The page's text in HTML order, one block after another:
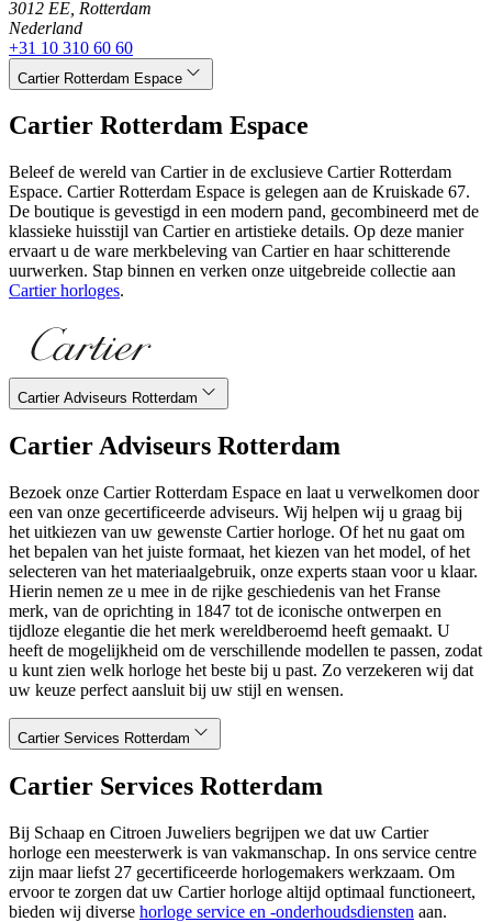
3012 EE, Rotterdam
Nederland
+31 10 310 60 60
Cartier Rotterdam Espace
Cartier Rotterdam Espace
Beleef de wereld van Cartier in de exclusieve Cartier Rotterdam
Espace. Cartier Rotterdam Espace is gelegen aan de Kruiskade 67.
De boutique is gevestigd in een modern pand, gecombineerd met de
klassieke huisstijl van Cartier en artistieke details. Op deze manier
ervaart u de ware merkbeleving van Cartier en haar schitterende
uurwerken. Stap binnen en verken onze uitgebreide collectie aan
Cartier horloges.
Cartier Adviseurs Rotterdam
Cartier Adviseurs Rotterdam
Bezoek onze Cartier Rotterdam Espace en laat u verwelkomen door
een van onze gecertificeerde adviseurs. Wij helpen wij u graag bij
het uitkiezen van uw gewenste Cartier horloge. Of het nu gaat om
het bepalen van het juiste formaat, het kiezen van het model, of het
selecteren van het materiaalgebruik, onze experts staan voor u klaar.
Hierin nemen ze u mee in de rijke geschiedenis van het Franse
merk, van de oprichting in 1847 tot de iconische ontwerpen en
tijdloze elegantie die het merk wereldberoemd heeft gemaakt. U
heeft de mogelijkheid om de verschillende modellen te passen, zodat
u kunt zien welk horloge het beste bij u past. Zo verzekeren wij dat
uw keuze perfect aansluit bij uw stijl en wensen.
Cartier Services Rotterdam
Cartier Services Rotterdam
Bij Schaap en Citroen Juweliers begrijpen we dat uw Cartier
horloge een meesterwerk is van vakmanschap. In ons service centre
zijn maar liefst 27 gecertificeerde horlogemakers werkzaam. Om
ervoor te zorgen dat uw Cartier horloge altijd optimaal functioneert,
bieden wij diverse horloge service en -onderhoudsdiensten aan.